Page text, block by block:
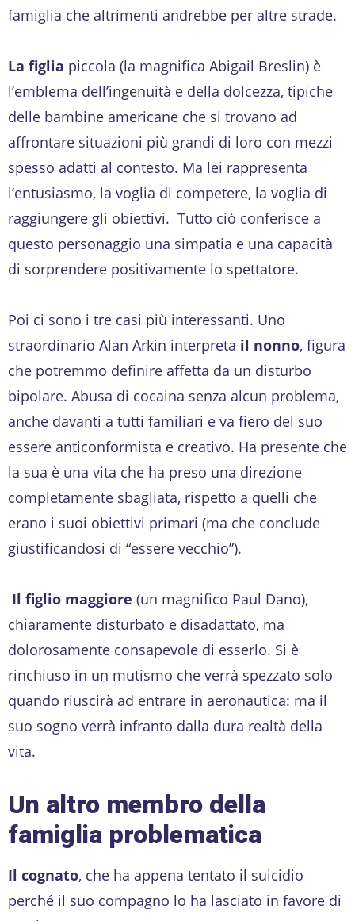
famiglia che altrimenti andrebbe per altre strade.
La figlia piccola (la magnifica Abigail Breslin) è
l’emblema dell’ingenuità e della dolcezza, tipiche
delle bambine americane che si trovano ad
affrontare situazioni più grandi di loro con mezzi
spesso adatti al contesto. Ma lei rappresenta
l’entusiasmo, la voglia di competere, la voglia di
raggiungere gli obiettivi. Tutto ciò conferisce a
questo personaggio una simpatia e una capacità
di sorprendere positivamente lo spettatore.
Poi ci sono i tre casi più interessanti. Uno
straordinario Alan Arkin interpreta il nonno, figura
che potremmo definire affetta da un disturbo
bipolare. Abusa di cocaina senza alcun problema,
anche davanti a tutti familiari e va fiero del suo
essere anticonformista e creativo. Ha presente che
la sua è una vita che ha preso una direzione
completamente sbagliata, rispetto a quelli che
erano i suoi obiettivi primari (ma che conclude
giustificandosi di “essere vecchio”).
Il figlio maggiore (un magnifico Paul Dano),
chiaramente disturbato e disadattato, ma
dolorosamente consapevole di esserlo. Si è
rinchiuso in un mutismo che verrà spezzato solo
quando riuscirà ad entrare in aeronautica: ma il
suo sogno verrà infranto dalla dura realtà della
vita.
Un altro membro della
famiglia problematica
Il cognato, che ha appena tentato il suicidio
perché il suo compagno lo ha lasciato in favore di